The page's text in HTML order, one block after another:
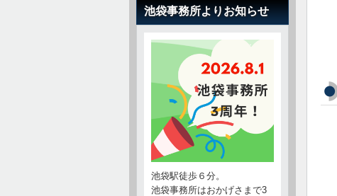
池袋事務所よりお知らせ
池袋駅徒歩６分。
池袋事務所はおかげさまで3